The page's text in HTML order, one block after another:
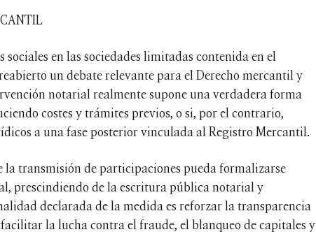
en las sociedades limitadas contenida en el
un debate relevante para el Derecho mercantil y
notarial realmente supone una verdadera forma
costes y trámites previos, o si, por el contrario,
a una fase posterior vinculada al Registro Mercantil.
transmisión de participaciones pueda formalizarse
prescindiendo de la escritura pública notarial y
declarada de la medida es reforzar la transparencia
la lucha contra el fraude, el blanqueo de capitales y